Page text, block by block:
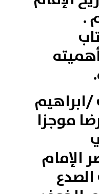
.
ابراهيم
موجزا
الإمام